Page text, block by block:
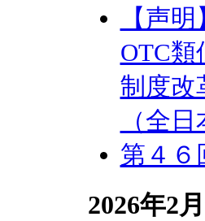
【声
OTC
制度
（全
第４６
2026年2